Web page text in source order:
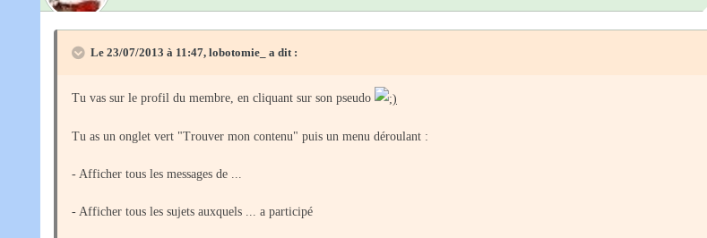
Le 23/07/2013 à 11:47, lobotomie_ a dit :
Tu vas sur le profil du membre, en cliquant sur son pseudo
Tu as un onglet vert "Trouver mon contenu" puis un menu déroulant :
- Afficher tous les messages de ...
- Afficher tous les sujets auxquels ... a participé